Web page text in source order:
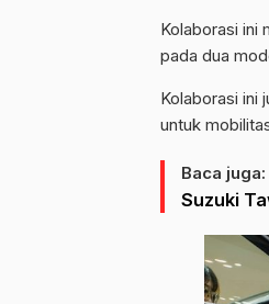
Kolaborasi ini
pada dua
Kolaborasi ini
untuk
Baca juga:
Suzuki